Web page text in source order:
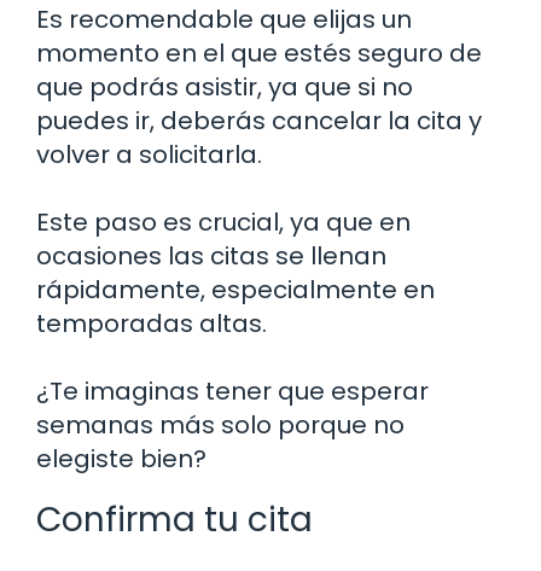
Es recomendable que elijas un
momento en el que estés seguro de
que podrás asistir, ya que si no
puedes ir, deberás cancelar la cita y
volver a solicitarla.
Este paso es crucial, ya que en
ocasiones las citas se llenan
rápidamente, especialmente en
temporadas altas.
¿Te imaginas tener que esperar
semanas más solo porque no
elegiste bien?
Confirma tu cita